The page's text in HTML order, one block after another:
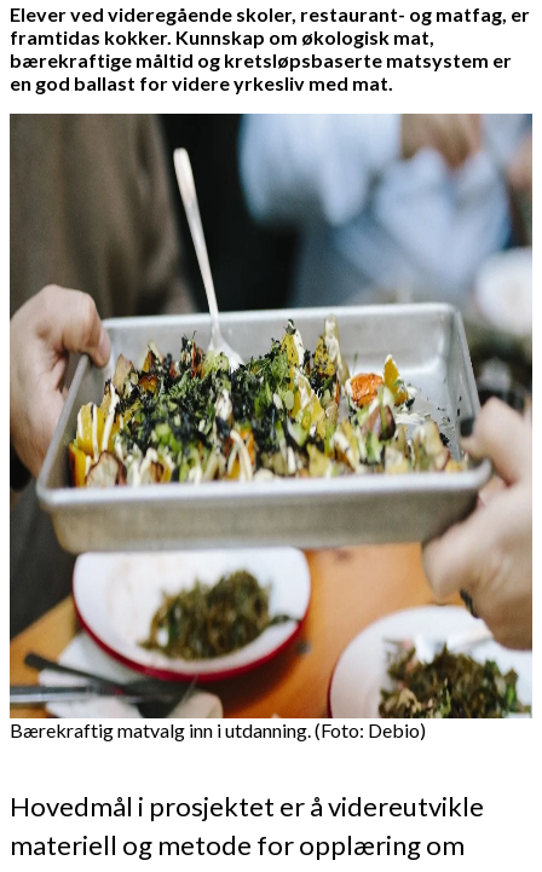
Elever ved videregående skoler, restaurant- og matfag, er
framtidas kokker. Kunnskap om økologisk mat,
bærekraftige måltid og kretsløpsbaserte matsystem er
en god ballast for videre yrkesliv med mat.
Bærekraftig matvalg inn i utdanning. (Foto: Debio)
Hovedmål i prosjektet er å videreutvikle
materiell og metode for opplæring om